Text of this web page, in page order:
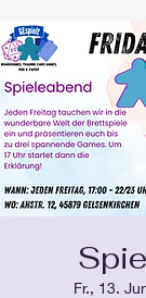
Fr., 13.